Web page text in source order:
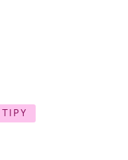
TIPY